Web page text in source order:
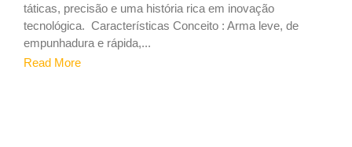
táticas, precisão e uma história rica em inovação
tecnológica. Características Conceito : Arma leve, de
empunhadura e rápida,...
Read More